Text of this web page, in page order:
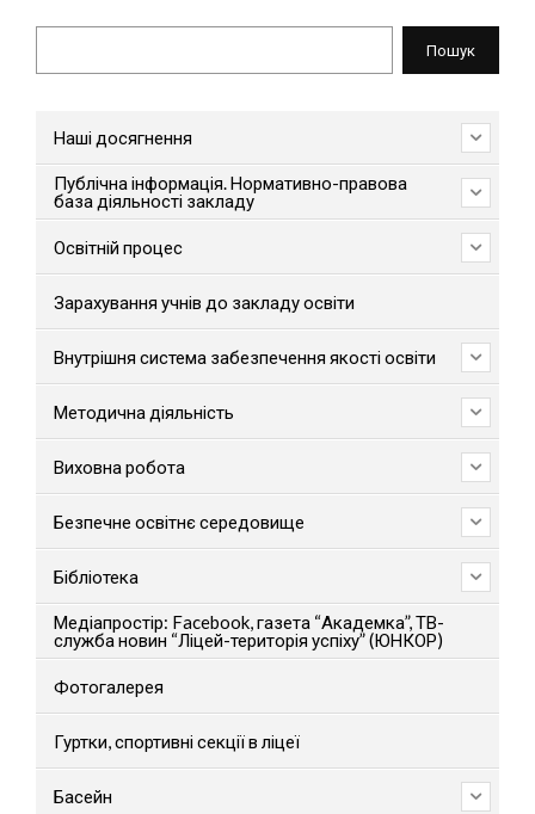
Пошук
Наші досягнення
Публічна інформація. Нормативно-правова
база діяльності закладу
Освітній процес
Зарахування учнів до закладу освіти
Внутрішня система забезпечення якості освіти
Методична діяльність
Виховна робота
Безпечне освітнє середовище
Бібліотека
Медіапростір: Facebook, газета “Академка”, ТВ-
служба новин “Ліцей-територія успіху” (ЮНКОР)
Фотогалерея
Гуртки, спортивні секції в ліцеї
Басейн